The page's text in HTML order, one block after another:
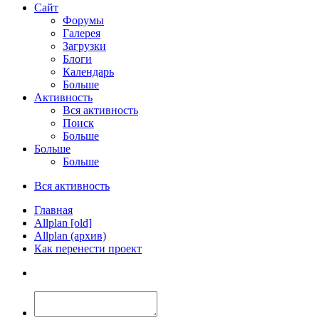
Сайт
Форумы
Галерея
Загрузки
Блоги
Календарь
Больше
Активность
Вся активность
Поиск
Больше
Больше
Больше
Вся активность
Главная
Allplan [old]
Allplan (архив)
Как перенести проект